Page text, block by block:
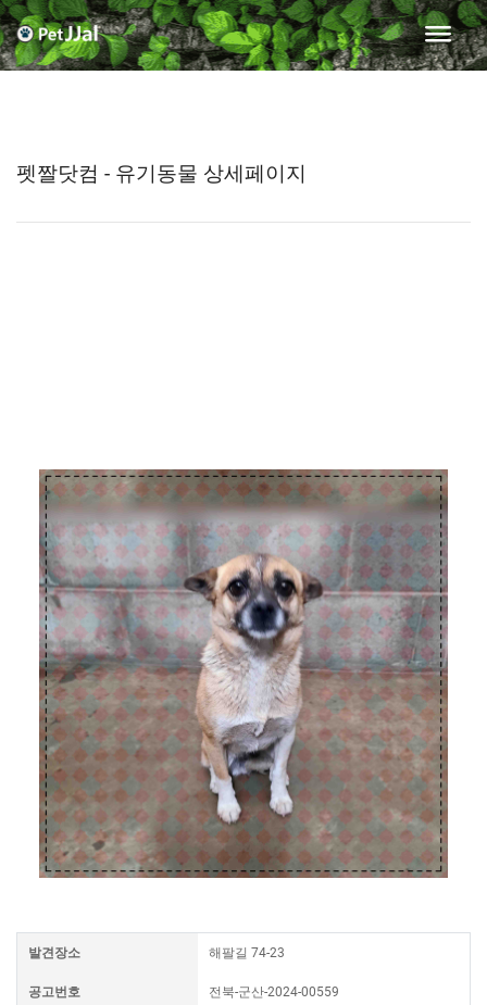
펫짤닷컴 - 유기동물 상세페이지
발견장소 해팔길 74-23
공고번호 전북-군산-2024-00559